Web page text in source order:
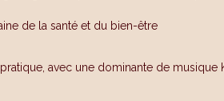
de la santé et du bien-être
avec une dominante de musique